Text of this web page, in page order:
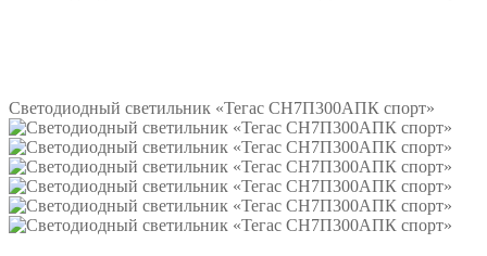
Светодиодный светильник «Тегас СН7П300АПК спорт»